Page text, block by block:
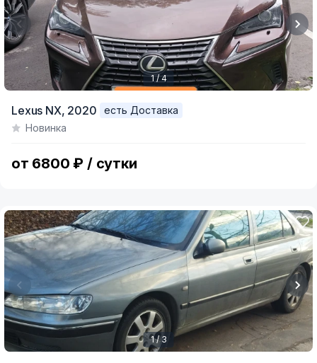
of
1 / 4
Lexus NX, 2020
есть Доставка
Новинка
от 6800 ₽ / сутки
1 / 3